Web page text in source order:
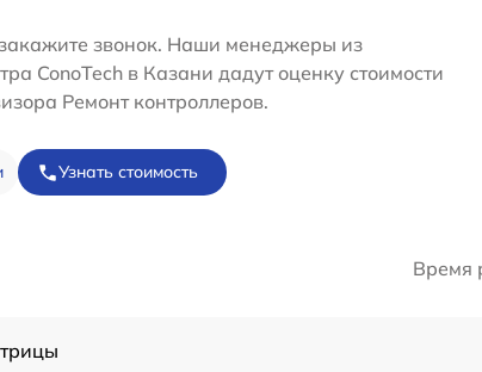
звонок. Наши менеджеры из
ConoTech в Казани дадут оценку стоимости
Ремонт контроллеров.
Узнать стоимость
Время